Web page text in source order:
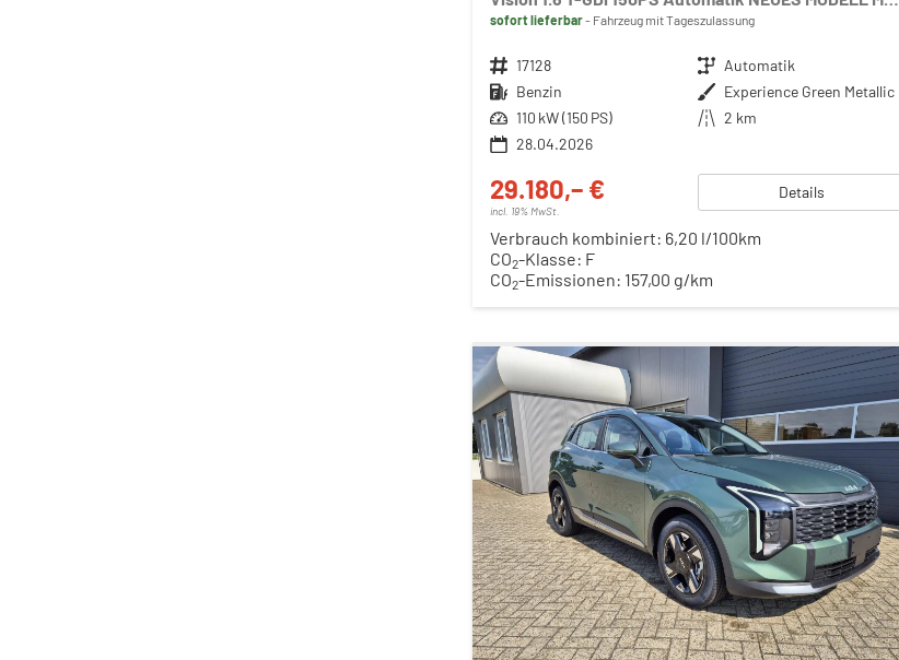
sofort lieferbar Fahrzeug mit Tageszulassung
Fahrzeugnr. 17128 Getriebe Automatik
Kraftstoff Benzin Außenfarbe Experience Green Metallic
Leistung 110 kW (150 PS) Kilometerstand 2 km
28.04.2026
29.180,– €
incl. 19% MwSt.
Details
Verbrauch kombiniert: 6,20 l/100km
CO2-Klasse: F
CO2-Emissionen: 157,00 g/km